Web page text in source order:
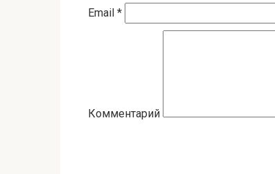
Email *
Комментарий